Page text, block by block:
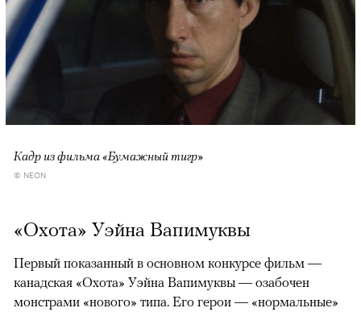
Кадр из фильма «Бумажный тигр»
© NEON
«Охота» Уэйна Вапимуквы
Первый показанный в основном конкурсе фильм —
канадская «Охота» Уэйна Вапимуквы — озабочен
монстрами «нового» типа. Его герои — «нормальные»